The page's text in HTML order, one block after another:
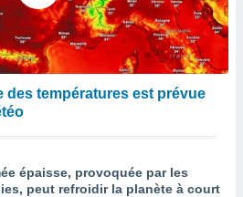
des températures est prévue
épaisse, provoquée par les
peut refroidir la planète à court